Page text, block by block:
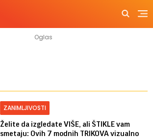
ZANIMLJIVOSTI
Želite da izgledate VIŠE, ali ŠTIKLE vam
smetaju: Ovih 7 modnih TRIKOVA vizualno